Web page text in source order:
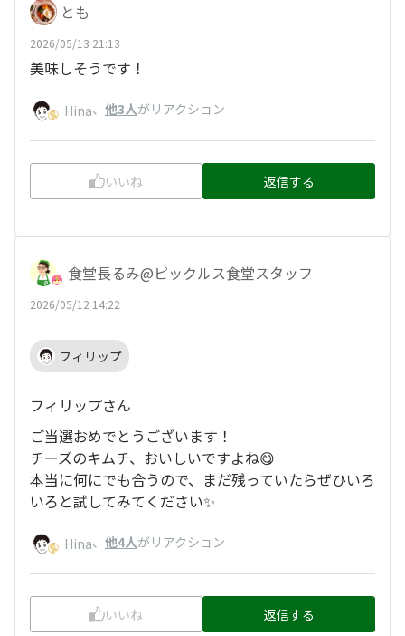
とも
2026/05/13 21:13
美味しそうです！
Hina、 他3人がリアクション
いいね 返信する
食堂長るみ@ピックルス食堂スタッフ
2026/05/12 14:22
フィリップ
フィリップさん
ご当選おめでとうございます！
チーズのキムチ、おいしいですよね😋
本当に何にでも合うので、まだ残っていたらぜひいろ
いろと試してみてください✨
Hina、 他4人がリアクション
いいね 返信する